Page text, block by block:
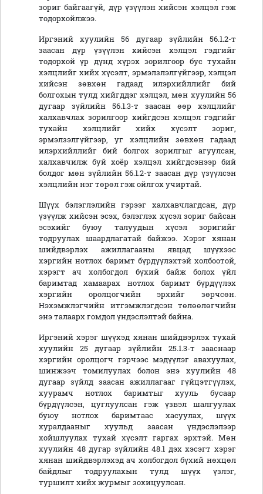
зориг байгаагүй, дүр үзүүлэн хийсэн хэлцэл гэж
тодорхойлжээ.
Иргэний хуулийн 56 дугаар зүйлийн 56.1.2-т
заасан дүр үзүүлэн хийсэн хэлцэл гэдгийг
тодорхой үр дүнд хүрэх зорилгоор бус тухайн
хэлцлийг хийх хүсэлт, эрмэлзлэлгүйгээр, хэлцэл
хийсэн зөвхөн гадаад илэрхийллийг бий
болгохын тулд хийгддэг хэлцэл, мөн хуулийн 56
дугаар зүйлийн 56.1.3-т заасан өөр хэлцлийг
халхавчлах зорилгоор хийгдсэн хэлцэл гэдгийг
тухайн хэлцлийг хийх хүсэлт зориг,
эрмэлзэлгүйгээр, уг хэлцлийн зөвхөн гадаад
илэрхийллийг бий болгох зорилгыг агуулсан,
халхавчилж буй хоёр хэлцэл хийгдсэнээр бий
болдог мөн зүйлийн 56.1.2-т заасан дүр үзүүлсэн
хэлцлийн нэг төрөл гэж ойлгох учиртай.
Шүүх бэлэглэлийн гэрээг халхавчлагдсан, дүр
үзүүлж хийсэн эсэх, бэлэглэх хүсэл зориг байсан
эсэхийг буюу талуудын хүсэл зоригийг
тодруулах шаардлагатай байжээ. Хэрэг хянан
шийдвэрлэх ажиллагааны явцад шүүхээс
хэргийн нотлох баримт бүрдүүлэхтэй холбоотой,
хэрэгт ач холбогдол бүхий байж болох үйл
баримтад хамаарах нотлох баримт бүрдүүлэх
хэргийн оролцогчийн эрхийг зөрчсөн.
Нэхэмжлэгчийн итгэмжлэгдсэн төлөөлөгчийн
энэ талаарх гомдол үндэслэлтэй байна.
Иргэний хэрэг шүүхэд хянан шийдвэрлэх тухай
хуулийн 25 дугаар зүйлийн 25.1.3-т зааснаар
хэргийн оролцогч гэрчээс мэдүүлэг авахуулах,
шинжээч томилуулах болон энэ хуулийн 48
дугаар зүйлд заасан ажиллагааг гүйцэтгүүлэх,
хуурамч нотлох баримтыг хууль бусаар
бүрдүүлсэн, цуглуулсан гэж үзвэл шалгуулах
буюу нотлох баримтаас хасуулах, шүүх
хуралдааныг хуульд заасан үндэслэлээр
хойшлуулах тухай хүсэлт гаргах эрхтэй. Мөн
хуулийн 48 дугар зүйлийн 48.1 дэх хэсэгт хэрэг
хянан шийдвэрлэхэд ач холбогдол бүхий нөхцөл
байдлыг тодруулахын тулд шүүх үзлэг,
туршилт хийх журмыг зохицуулсан.